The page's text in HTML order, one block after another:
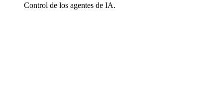
Control de los agentes de IA.